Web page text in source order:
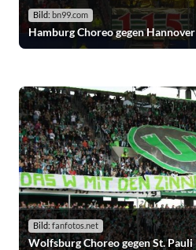
Bild: bn99.com
Hamburg Choreo gegen Hannover
Bild: fanfotos.net
Wolfsburg Choreo gegen St. Pauli